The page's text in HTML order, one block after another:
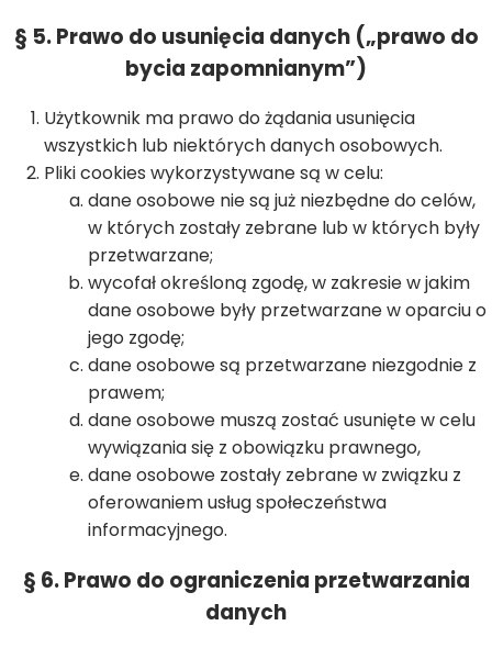
§ 5. Prawo do usunięcia danych („prawo do
bycia zapomnianym”)
Użytkownik ma prawo do żądania usunięcia
wszystkich lub niektórych danych osobowych.
Pliki cookies wykorzystywane są w celu:
dane osobowe nie są już niezbędne do celów,
w których zostały zebrane lub w których były
przetwarzane;
wycofał określoną zgodę, w zakresie w jakim
dane osobowe były przetwarzane w oparciu o
jego zgodę;
dane osobowe są przetwarzane niezgodnie z
prawem;
dane osobowe muszą zostać usunięte w celu
wywiązania się z obowiązku prawnego,
dane osobowe zostały zebrane w związku z
oferowaniem usług społeczeństwa
informacyjnego.
§ 6. Prawo do ograniczenia przetwarzania
danych